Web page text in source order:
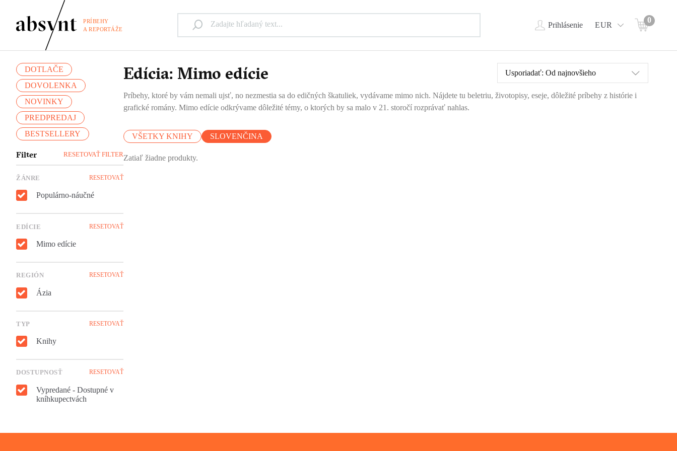
PRÍBEHY
A REPORTÁŽE
Prihlásenie EUR
0
DOTLAČE
DOVOLENKA
NOVINKY
PREDPREDAJ
BESTSELLERY
Filter RESETOVAŤ FILTER
ŽÁNRE RESETOVAŤ
Populárno-náučné
EDÍCIE RESETOVAŤ
Mimo edície
REGIÓN RESETOVAŤ
Ázia
TYP RESETOVAŤ
Knihy
DOSTUPNOSŤ RESETOVAŤ
Vypredané - Dostupné v
kníhkupectvách
Edícia: Mimo edície
Príbehy, ktoré by vám nemali ujsť, no nezmestia sa do edičných škatuliek, vydávame mimo nich. Nájdete tu beletriu, životopisy, eseje, dôležité príbehy z histórie i
grafické romány. Mimo edície odkrývame dôležité témy, o ktorých by sa malo v 21. storočí rozprávať nahlas.
VŠETKY KNIHY SLOVENČINA
Usporiadať: Od najnovšieho
Zatiaľ žiadne produkty.